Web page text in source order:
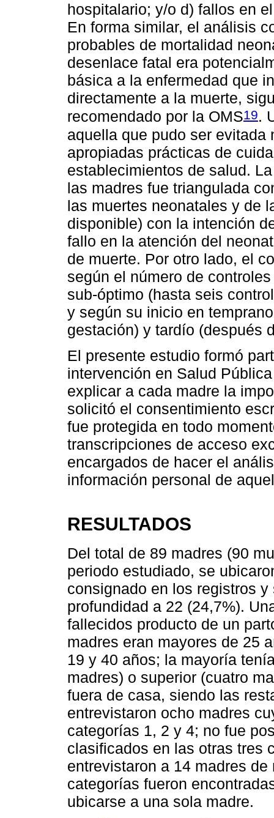
hospitalario; y/o d) fallos en
En forma similar, el análisis
probables de mortalidad
desenlace fatal era
básica a la enfermedad que
directamente a la muerte,
recomendado por la OMS19.
aquella que pudo ser
apropiadas prácticas de
establecimientos de salud.
las madres fue triangulada
las muertes neonatales y de
disponible) con la intención
fallo en la atención del
de muerte. Por otro lado, el
según el número de
sub-óptimo (hasta seis
y según su inicio en
gestación) y tardío (después
El presente estudio formó
intervención en Salud
explicar a cada madre la
solicitó el consentimiento
fue protegida en todo
transcripciones de acceso
encargados de hacer el
información personal de
RESULTADOS
Del total de 89 madres (90
periodo estudiado, se
consignado en los registros
profundidad a 22 (24,7%).
fallecidos producto de un
madres eran mayores de 25
19 y 40 años; la mayoría
madres) o superior (cuatro
fuera de casa, siendo las
entrevistaron ocho madres
categorías 1, 2 y 4; no fue
clasificados en las otras tres
entrevistaron a 14 madres
categorías fueron
ubicarse a una sola madre.